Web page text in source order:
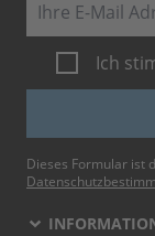
Ich
Dieses Formular ist